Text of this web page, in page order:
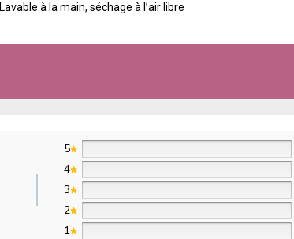
Lavable à la main, séchage à l’air libre
5
4
3
2
1